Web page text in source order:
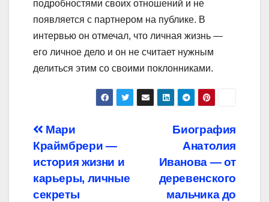
подробностями своих отношений и не
появляется с партнером на публике. В
интервью он отмечал, что личная жизнь —
его личное дело и он не считает нужным
делиться этим со своими поклонниками.
Навигация
по
записям
Биография
Анатолия
Иванова — от
деревенского
мальчика до
Мари
Краймбрери —
история жизни и
карьеры, личные
секреты